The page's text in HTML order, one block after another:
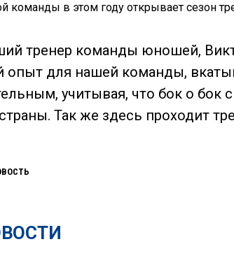
команды в этом году открывает сезон
тренер команды юношей,
опыт для нашей команды,
учитывая, что бок о
Так же здесь проходит